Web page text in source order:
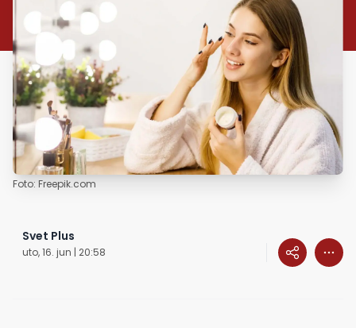
Foto: Freepik.com
Svet Plus
uto, 16. jun | 20:58